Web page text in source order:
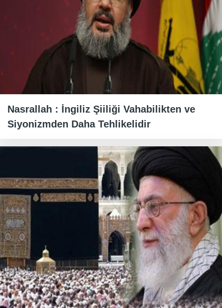
Nasrallah : İngiliz Şiiliği Vahabilikten ve
Siyonizmden Daha Tehlikelidir